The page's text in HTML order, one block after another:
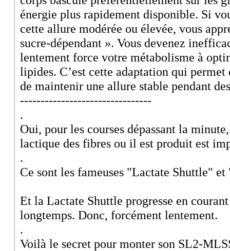
énergie plus rapidement disponible. Si
cette allure modérée ou élevée, vous
sucre-dépendant ». Vous devenez
lentement force votre métabolisme à
lipides. C’est cette adaptation qui
de maintenir une allure stable pendant
--------------------------------
.
Oui, pour les courses dépassant la
lactique des fibres ou il est produit est
.
Ce sont les fameuses "Lactate Shuttle"
Et la Lactate Shuttle progresse en
longtemps. Donc, forcément lentement.
.
Voilà le secret pour monter son SL2-